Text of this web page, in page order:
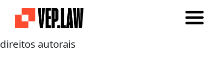
direitos autorais